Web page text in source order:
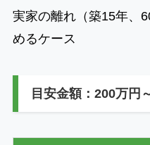
実家の離れ（築15年、
めるケース
目安金額：200万円